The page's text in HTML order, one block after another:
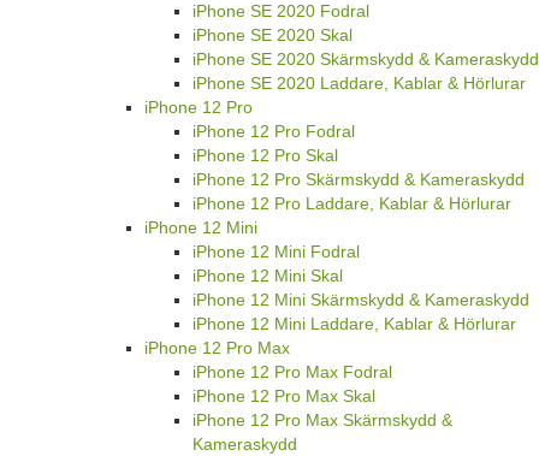
iPhone SE 2020 Fodral
iPhone SE 2020 Skal
iPhone SE 2020 Skärmskydd & Kameraskydd
iPhone SE 2020 Laddare, Kablar & Hörlurar
iPhone 12 Pro
iPhone 12 Pro Fodral
iPhone 12 Pro Skal
iPhone 12 Pro Skärmskydd & Kameraskydd
iPhone 12 Pro Laddare, Kablar & Hörlurar
iPhone 12 Mini
iPhone 12 Mini Fodral
iPhone 12 Mini Skal
iPhone 12 Mini Skärmskydd & Kameraskydd
iPhone 12 Mini Laddare, Kablar & Hörlurar
iPhone 12 Pro Max
iPhone 12 Pro Max Fodral
iPhone 12 Pro Max Skal
iPhone 12 Pro Max Skärmskydd &
Kameraskydd